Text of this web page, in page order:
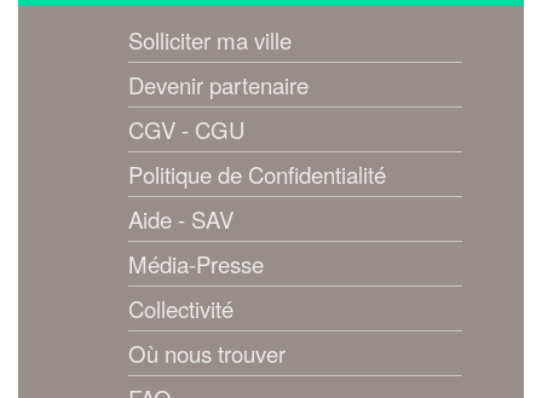
Solliciter ma ville
Devenir partenaire
CGV - CGU
Politique de Confidentialité
Aide - SAV
Média-Presse
Collectivité
Où nous trouver